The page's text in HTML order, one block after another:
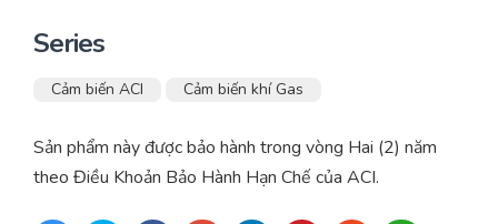
Series
Cảm biến ACI Cảm biến khí Gas
Sản phẩm này được bảo hành trong vòng Hai (2) năm
theo Điều Khoản Bảo Hành Hạn Chế của ACI.